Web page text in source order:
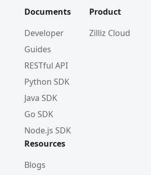
Documents
Developer
Guides
RESTful API
Python SDK
Java SDK
Go SDK
Node.js SDK
Product
Zilliz Cloud
Resources
Blogs